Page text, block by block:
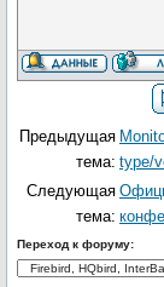
Предыдущая
тема: type/
Следующая
тема:
Переход к форуму: